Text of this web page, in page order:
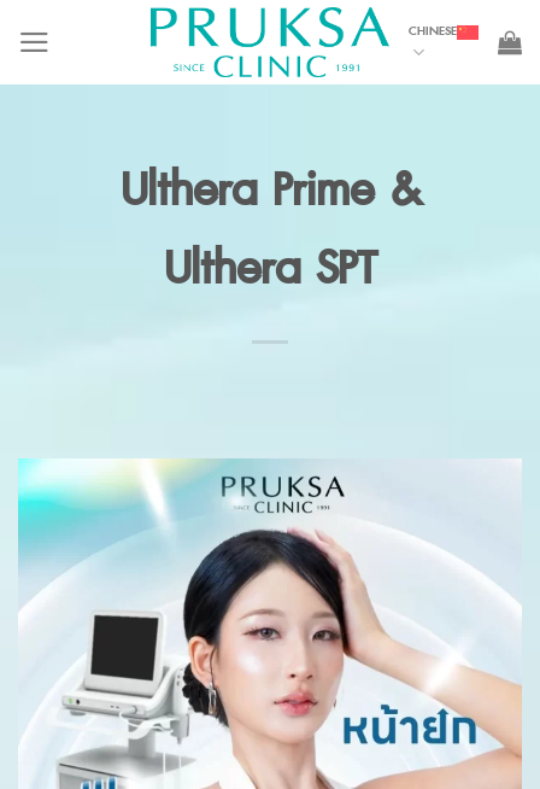
content
CHINESE
Ulthera Prime &
Ulthera SPT